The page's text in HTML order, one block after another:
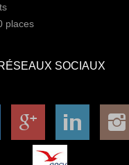
places
SOCIAUX